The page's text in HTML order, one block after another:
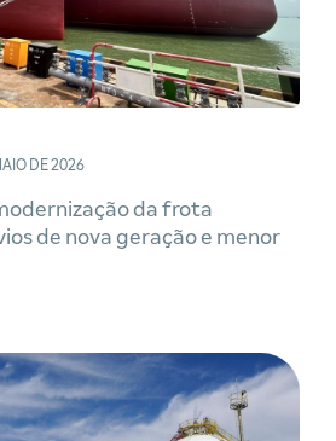
DE 2026
da frota
de nova geração e menor